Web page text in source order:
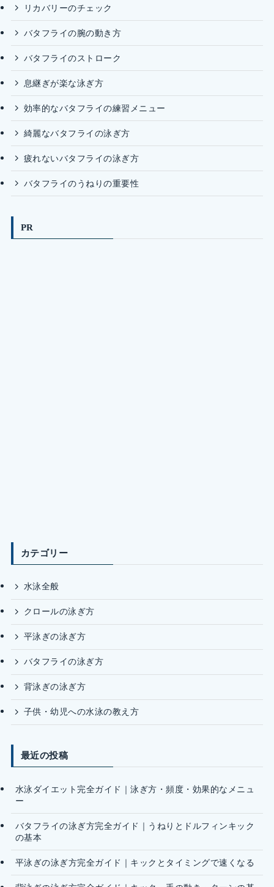
リカバリーのチェック
バタフライの腕の動き方
バタフライのストローク
息継ぎが楽な泳ぎ方
効率的なバタフライの練習メニュー
綺麗なバタフライの泳ぎ方
疲れないバタフライの泳ぎ方
バタフライのうねりの重要性
PR
カテゴリー
水泳全般
クロールの泳ぎ方
平泳ぎの泳ぎ方
バタフライの泳ぎ方
背泳ぎの泳ぎ方
子供・幼児への水泳の教え方
最近の投稿
水泳ダイエット完全ガイド｜泳ぎ方・頻度・効果的なメニュ
ー
バタフライの泳ぎ方完全ガイド｜うねりとドルフィンキック
の基本
平泳ぎの泳ぎ方完全ガイド｜キックとタイミングで速くなる